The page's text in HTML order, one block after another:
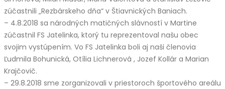
zúčastnili „Rezbárskeho dňa“ v Štiavnických Baniach.
– 4.8.2018 sa národných matičných slávností v Martine
zúčastnil FS Jatelinka, ktorý tu reprezentoval našu obec
svojim vystúpením. Vo FS Jatelinka boli aj naši členovia
Ľudmila Bohunická, Otília Lichnerová , Jozef Kollár a Marian
Krajčovič.
– 29.8.2018 sme zorganizovali v priestoroch športového areálu